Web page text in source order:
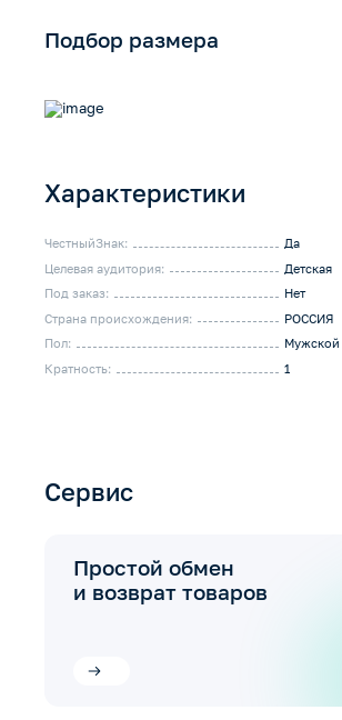
Подбор размера
Характеристики
ЧестныйЗнак:
Да
Целевая аудитория:
Детская
Под заказ:
Нет
Страна происхождения:
РОССИЯ
Пол:
Мужской
Кратность:
1
Сервис
Простой обмен
и возврат товаров